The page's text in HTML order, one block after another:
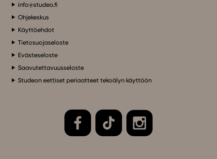
info@studeo.fi
Ohjekeskus
Käyttöehdot
Tietosuojaseloste
Evästeseloste
Saavutettavuusseloste
Studeon eettiset periaatteet tekoälyn käyttöön